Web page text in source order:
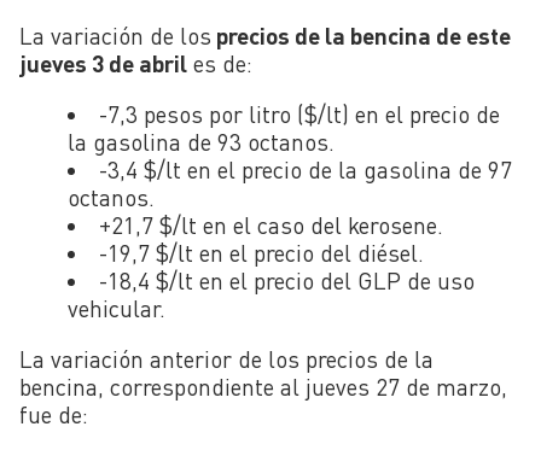
La variación de los precios de la bencina de este
jueves 3 de abril es de:
-7,3 pesos por litro ($/lt) en el precio de
la gasolina de 93 octanos.
-3,4 $/lt en el precio de la gasolina de 97
octanos.
+21,7 $/lt en el caso del kerosene.
-19,7 $/lt en el precio del diésel.
-18,4 $/lt en el precio del GLP de uso
vehicular.
La variación anterior de los precios de la
bencina, correspondiente al jueves 27 de marzo,
fue de: